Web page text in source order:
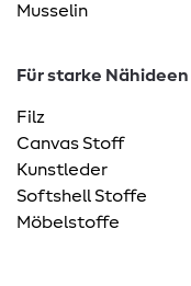
Musselin
Für starke Nähideen
Filz
Canvas Stoff
Kunstleder
Softshell Stoffe
Möbelstoffe